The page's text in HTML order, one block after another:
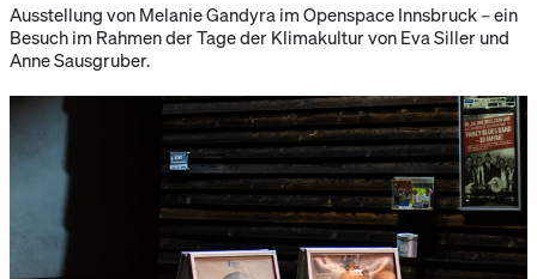
Ausstellung von Melanie Gandyra im Openspace Innsbruck – ein
Besuch im Rahmen der Tage der Klimakultur von Eva Siller und
Anne Sausgruber.